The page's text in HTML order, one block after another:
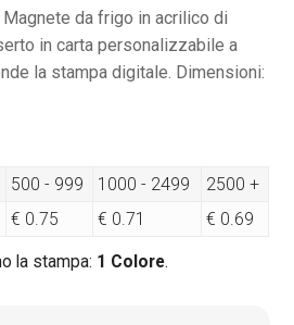
da frigo in acrilico di
in carta personalizzabile a
la stampa digitale. Dimensioni:
500 - 999 1000 - 2499
2500 +
€ 0.75 € 0.71 € 0.69
la stampa: 1 Colore.